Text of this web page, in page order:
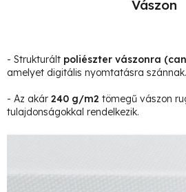
Vászon
- Strukturált poliészter vászonra
amelyet digitális nyomtatásra szánnak.
- Az akár 240 g/m2 tömegű vászon
tulajdonságokkal rendelkezik.